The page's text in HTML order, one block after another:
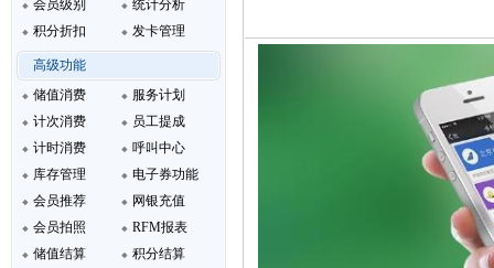
会员级别
积分折扣
统计分析
发卡管理
高级功能
储值消费
计次消费
计时消费
库存管理
会员推荐
会员拍照
储值结算
服务计划
员工提成
呼叫中心
电子券功能
网银充值
RFM报表
积分结算